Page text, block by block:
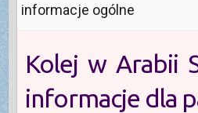
informacje ogólne
Kolej w Arabii
informacje dla